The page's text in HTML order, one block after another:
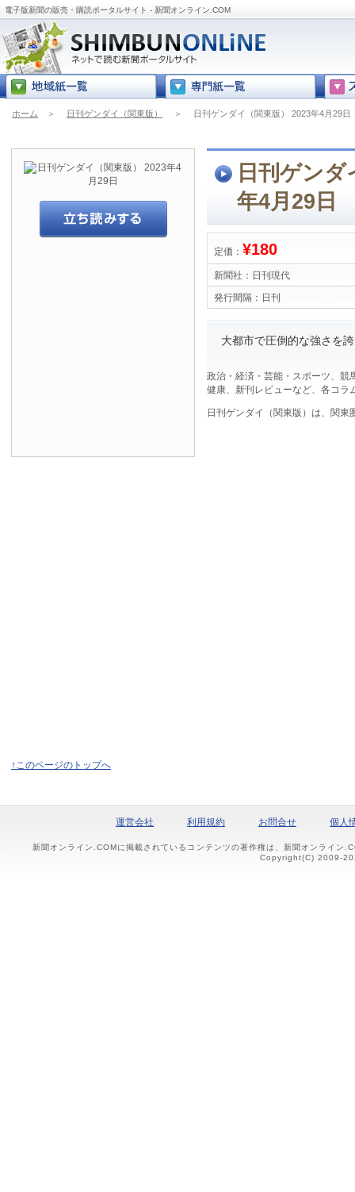
電子版新聞の販売・購読ポータルサイト - 新聞オンライン.COM
ホーム ＞ 日刊ゲンダイ（関東版） ＞ 日刊ゲンダイ（関東版） 2023年4月29日
日刊ゲン
年4月29日
定価： ¥180
新聞社： 日刊現代
発行間隔： 日刊
大都市で圧倒的な強さを
政治・経済・芸能・スポーツ、競
健康、新刊レビューなど、各コラ
日刊ゲンダイ（関東版）は、関
↑このページのトップへ
運営会社 利用規約 お問合せ 個人
新聞オンライン.COMに掲載されているコンテンツの著作権は、新聞オンライン
Copyright(C) 2009-